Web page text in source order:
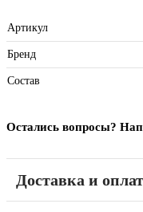
Артикул
Бренд
Состав
Остались вопросы?
Доставка и